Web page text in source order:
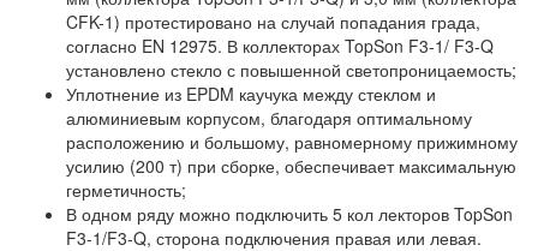
CFK-1) протестировано на случай попадания града,
согласно EN 12975. В коллекторах TopSon F3-1/ F3-Q
установлено стекло с повышенной светопроницаемость;
Уплотнение из EPDM каучука между стеклом и
алюминиевым корпусом, благодаря оптимальному
расположению и большому, равномерному прижимному
усилию (200 т) при сборке, обеспечивает максимальную
герметичность;
В одном ряду можно подключить 5 кол лекторов TopSon
F3-1/F3-Q, сторона подключения правая или левая.